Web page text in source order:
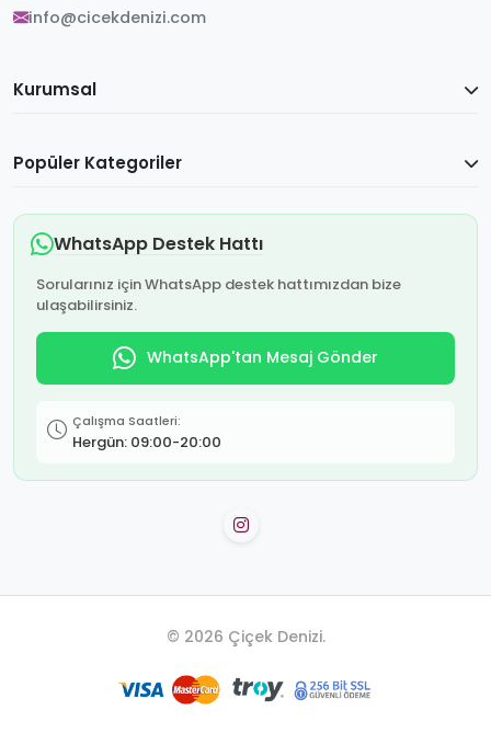
info@cicekdenizi.com
Kurumsal
Popüler Kategoriler
WhatsApp Destek Hattı
Sorularınız için WhatsApp destek hattımızdan bize
ulaşabilirsiniz.
WhatsApp'tan Mesaj Gönder
Çalışma Saatleri:
Hergün: 09:00-20:00
© 2026 Çiçek Denizi.